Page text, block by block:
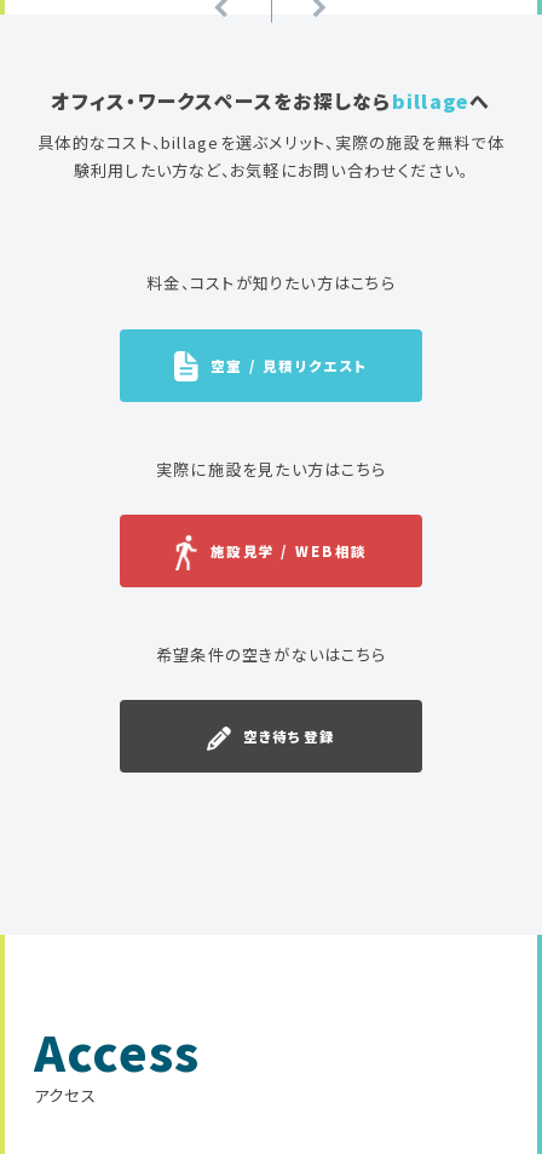
オフィス・ワークスペースをお探しならbillageへ
具体的なコスト、billageを選ぶメリット、実際の施設を無料で体
験利用したい方など、お気軽にお問い合わせください。
料金、コストが知りたい方はこちら
空室 / 見積リクエスト
実際に施設を見たい方はこちら
施設見学 / WEB相談
希望条件の空きがないはこちら
空き待ち登録
Access
アクセス